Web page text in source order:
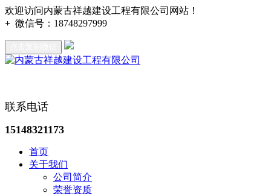
欢迎访问内蒙古祥越建设工程有限公司网站！
+ 微信号： 18748297999
联系电话
15148321173
首页
关于我们
公司简介
荣誉资质